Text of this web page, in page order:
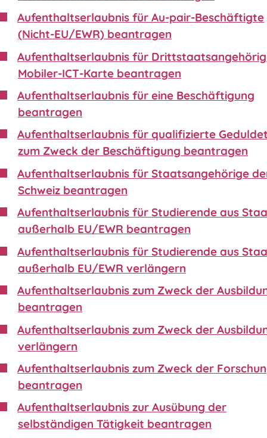
Aufenthaltserlaubnis für Au-pair-Beschäftigte
(Nicht-EU/EWR) beantragen
Aufenthaltserlaubnis für
Mobiler-ICT-Karte beantragen
Aufenthaltserlaubnis für eine Beschäftigung
beantragen
Aufenthaltserlaubnis für qualifizierte
zum Zweck der Beschäftigung beantragen
Aufenthaltserlaubnis für Staatsangehörige
Schweiz beantragen
Aufenthaltserlaubnis für Studierende aus
außerhalb EU/EWR beantragen
Aufenthaltserlaubnis für Studierende aus
außerhalb EU/EWR verlängern
Aufenthaltserlaubnis zum Zweck der
beantragen
Aufenthaltserlaubnis zum Zweck der
verlängern
Aufenthaltserlaubnis zum Zweck der
beantragen
Aufenthaltserlaubnis zur Ausübung der
selbständigen Tätigkeit beantragen